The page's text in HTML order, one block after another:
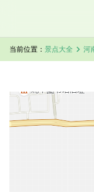
当前位置： 景点大全 chevron_right 河
洛阳栾川老君山卫星地